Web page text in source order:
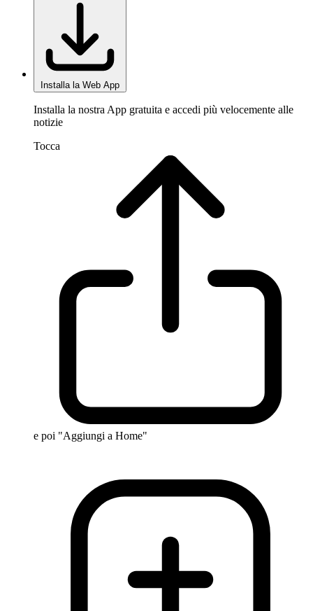
Installa la Web App
Installa la nostra App gratuita e accedi più velocemente alle
notizie
Tocca
e poi "Aggiungi a Home"